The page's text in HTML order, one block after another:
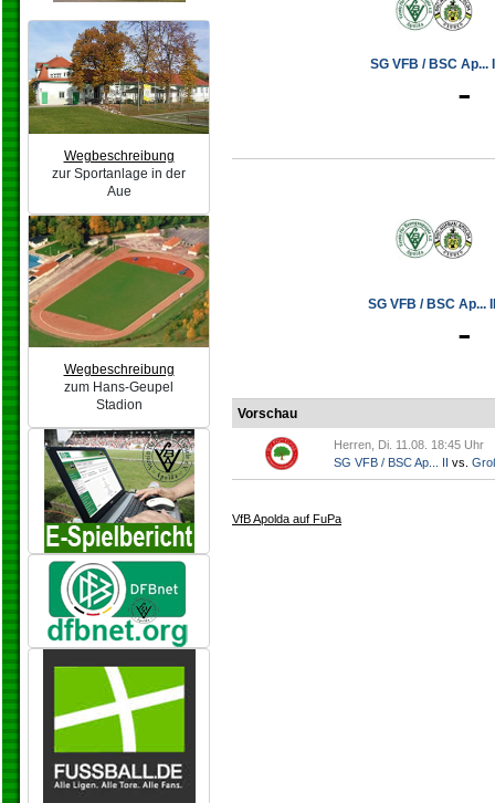
Wegbeschreibung
zur Sportanlage in der
Aue
Wegbeschreibung
zum Hans-Geupel
Stadion
SG VFB / BSC Ap...
-
SG VFB / BSC Ap...
-
Vorschau
Herren, Di. 11.08. 18:45 Uhr
SG VFB / BSC Ap... II vs.
VfB Apolda auf FuPa